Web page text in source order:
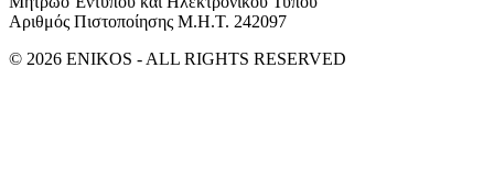
Αριθμός Πιστοποίησης Μ.Η.Τ. 242097
© 2026 ENIKOS - ALL RIGHTS RESERVED